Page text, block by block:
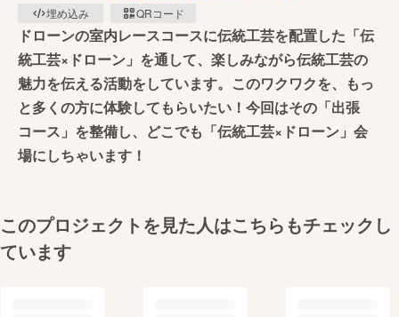
埋め込み
QRコード
ドローンの室内レースコースに伝統工芸を配置した「伝
統工芸×ドローン」を通して、楽しみながら伝統工芸の
魅力を伝える活動をしています。このワクワクを、もっ
と多くの方に体験してもらいたい！今回はその「出張
コース」を整備し、どこでも「伝統工芸×ドローン」会
場にしちゃいます！
このプロジェクトを見た人はこちらもチェックし
ています